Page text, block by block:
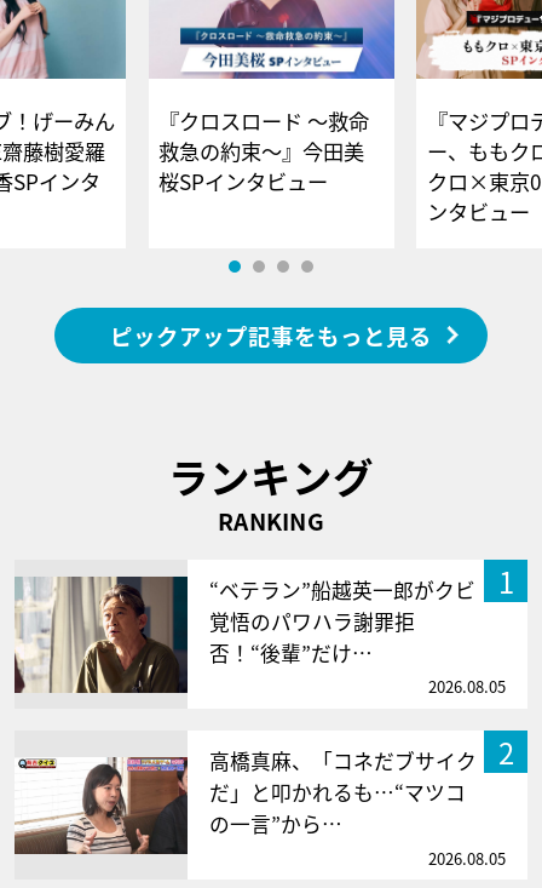
！げーみん
藤樹愛羅
SPインタ
『クロスロード ～救命
救急の約束～』今田美
桜SPインタビュー
『マジプロ
ー、ももク
クロ×東京
ンタビュー
ピックアップ記事をもっと見る
ランキング
RANKING
1
“ベテラン”船越英一郎がクビ
覚悟のパワハラ謝罪拒
否！“後輩”だけ…
2026.08.05
2
高橋真麻、「コネだブサイク
だ」と叩かれるも…“マツコ
の一言”から…
2026.08.05